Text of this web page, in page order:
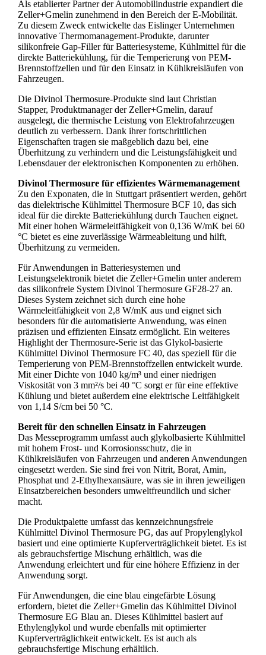
Als etablierter Partner der Automobilindustrie expandiert die
Zeller+Gmelin zunehmend in den Bereich der E-Mobilität.
Zu diesem Zweck entwickelte das Eislinger Unternehmen
innovative Thermomanagement-Produkte, darunter
silikonfreie Gap-Filler für Batteriesysteme, Kühlmittel für die
direkte Batteriekühlung, für die Temperierung von PEM-
Brennstoffzellen und für den Einsatz in Kühlkreisläufen von
Fahrzeugen.
Die Divinol Thermosure-Produkte sind laut Christian
Stapper, Produktmanager der Zeller+Gmelin, darauf
ausgelegt, die thermische Leistung von Elektrofahrzeugen
deutlich zu verbessern. Dank ihrer fortschrittlichen
Eigenschaften tragen sie maßgeblich dazu bei, eine
Überhitzung zu verhindern und die Leistungsfähigkeit und
Lebensdauer der elektronischen Komponenten zu erhöhen.
Divinol Thermosure für effizientes Wärmemanagement
Zu den Exponaten, die in Stuttgart präsentiert werden, gehört
das dielektrische Kühlmittel Thermosure BCF 10, das sich
ideal für die direkte Batteriekühlung durch Tauchen eignet.
Mit einer hohen Wärmeleitfähigkeit von 0,136 W/mK bei 60
°C bietet es eine zuverlässige Wärmeableitung und hilft,
Überhitzung zu vermeiden.
Für Anwendungen in Batteriesystemen und
Leistungselektronik bietet die Zeller+Gmelin unter anderem
das silikonfreie System Divinol Thermosure GF28-27 an.
Dieses System zeichnet sich durch eine hohe
Wärmeleitfähigkeit von 2,8 W/mK aus und eignet sich
besonders für die automatisierte Anwendung, was einen
präzisen und effizienten Einsatz ermöglicht. Ein weiteres
Highlight der Thermosure-Serie ist das Glykol-basierte
Kühlmittel Divinol Thermosure FC 40, das speziell für die
Temperierung von PEM-Brennstoffzellen entwickelt wurde.
Mit einer Dichte von 1040 kg/m³ und einer niedrigen
Viskosität von 3 mm²/s bei 40 °C sorgt er für eine effektive
Kühlung und bietet außerdem eine elektrische Leitfähigkeit
von 1,14 S/cm bei 50 °C.
Bereit für den schnellen Einsatz in Fahrzeugen
Das Messeprogramm umfasst auch glykolbasierte Kühlmittel
mit hohem Frost- und Korrosionsschutz, die in
Kühlkreisläufen von Fahrzeugen und anderen Anwendungen
eingesetzt werden. Sie sind frei von Nitrit, Borat, Amin,
Phosphat und 2-Ethylhexansäure, was sie in ihren jeweiligen
Einsatzbereichen besonders umweltfreundlich und sicher
macht.
Die Produktpalette umfasst das kennzeichnungsfreie
Kühlmittel Divinol Thermosure PG, das auf Propylenglykol
basiert und eine optimierte Kupferverträglichkeit bietet. Es ist
als gebrauchsfertige Mischung erhältlich, was die
Anwendung erleichtert und für eine höhere Effizienz in der
Anwendung sorgt.
Für Anwendungen, die eine blau eingefärbte Lösung
erfordern, bietet die Zeller+Gmelin das Kühlmittel Divinol
Thermosure EG Blau an. Dieses Kühlmittel basiert auf
Ethylenglykol und wurde ebenfalls mit optimierter
Kupferverträglichkeit entwickelt. Es ist auch als
gebrauchsfertige Mischung erhältlich.